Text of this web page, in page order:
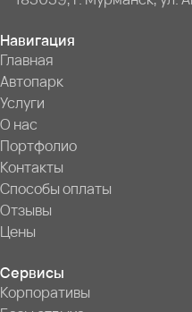
Навигация
Главная
Автопарк
Услуги
О нас
Портфолио
Контакты
Способы оплаты
Отзывы
Цены
Сервисы
Корпоративы